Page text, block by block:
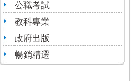
公職考試
教科專業
政府出版
暢銷精選